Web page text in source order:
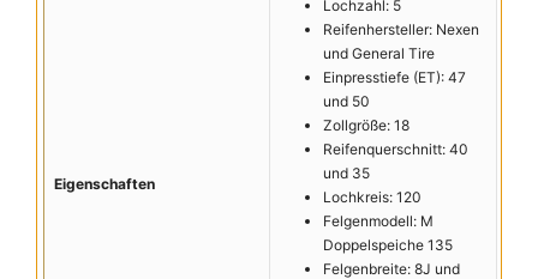
Eigenschaften
Lochzahl: 5
Reifenhersteller: Nexen
und General Tire
Einpresstiefe (ET): 47
und 50
Zollgröße: 18
Reifenquerschnitt: 40
und 35
Lochkreis: 120
Felgenmodell: M
Doppelspeiche 135
Felgenbreite: 8J und